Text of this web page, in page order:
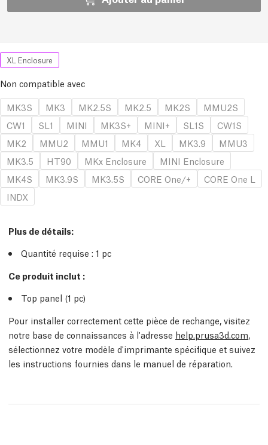
XL Enclosure
Non compatible avec
MK3S
MK3 MK2.5S MK2.5 MK2S
MMU2S
CW1
SL1 MINI MK3S+ MINI+ SL1S
CW1S
MK2
MMU2 MMU1 MK4 XL MK3.9
MMU3
MK3.5
HT90 MKx Enclosure
MINI Enclosure
MK4S
MK3.9S MK3.5S CORE One/+
CORE One L
INDX
Plus de détails:
Quantité requise : 1 pc
Ce produit inclut :
Top panel (1 pc)
Pour installer correctement cette pièce de rechange, visitez
notre base de connaissances à l'adresse help.prusa3d.com,
sélectionnez votre modèle d'imprimante spécifique et suivez
les instructions fournies dans le manuel de réparation.